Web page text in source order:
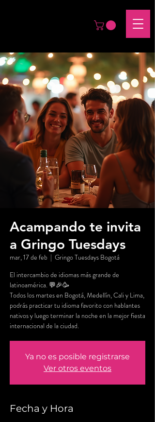
Acampando te invita
a Gringo Tuesdays
mar, 17 de feb
  |
Gringo Tuesdays Bogotá
El intercambio de idiomas más grande de
latinoamérica. 💬🎉🥳
Todos los martes en Bogotá, Medellín, Cali y Lima,
podrás practicar tu idioma favorito con hablantes
nativos y luego terminar la noche en la mejor fiesta
internacional de la ciudad.
Ya no es posible registrarse
Ver otros eventos
Fecha y Hora